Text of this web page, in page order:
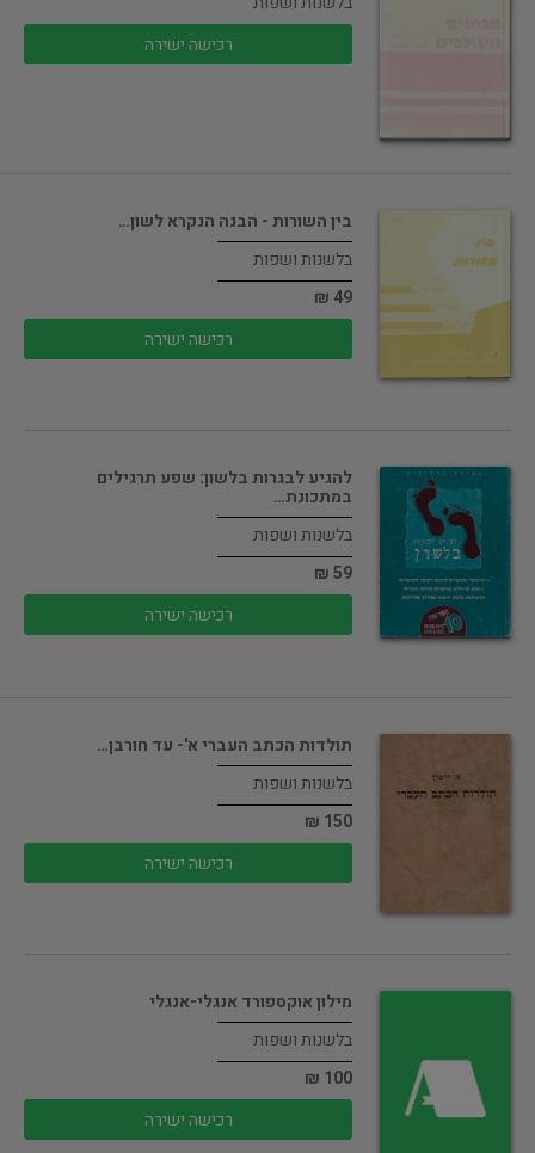
רכישה ישירה
בין השורות - הבנה הנקרא לשון…
בלשנות ושפות
49 ₪
רכישה ישירה
להגיע לבגרות בלשון: שפע תרגילים
במתכונת…
בלשנות ושפות
59 ₪
רכישה ישירה
תולדות הכתב העברי א'- עד חורבן…
בלשנות ושפות
150 ₪
רכישה ישירה
מילון אוקספורד אנגלי-אנגלי
בלשנות ושפות
100 ₪
רכישה ישירה